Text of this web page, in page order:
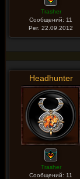
Trasher
Сообщений: 11
Рег. 22.09.2012
Headhunter
Trasher
Сообщений: 11